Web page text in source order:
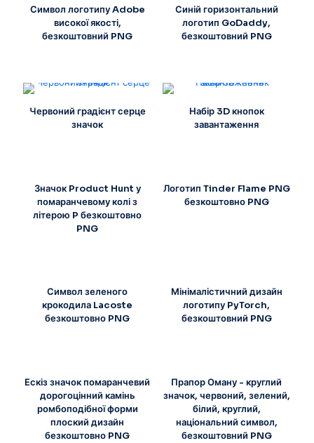
Символ логотипу Adobe
високої якості,
безкоштовний PNG
Синій горизонтальний
логотип GoDaddy,
безкоштовний PNG
Червоний градієнт серце
значок
Набір 3D кнопок
завантаження
Значок Product Hunt у
помаранчевому колі з
літерою P безкоштовно
PNG
Логотип Tinder Flame PNG
безкоштовно PNG
Символ зеленого
крокодила Lacoste
безкоштовно PNG
Мінімалістичний дизайн
логотипу PyTorch,
безкоштовний PNG
Ескіз значок помаранчевий
дорогоцінний камінь
ромбоподібної форми
плоский дизайн
безкоштовно PNG
Прапор Оману - круглий
значок, червоний, зелений,
білий, круглий,
національний символ,
безкоштовний PNG